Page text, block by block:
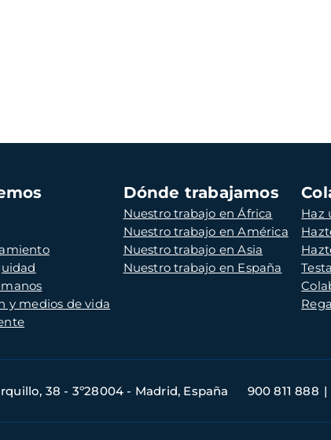
y medios de vida
Dónde trabajamos
Nuestro trabajo en África
Nuestro trabajo en América
Nuestro trabajo en Asia
Nuestro trabajo en España
Haz
38 - 3º28004 - Madrid, España 900 811 888